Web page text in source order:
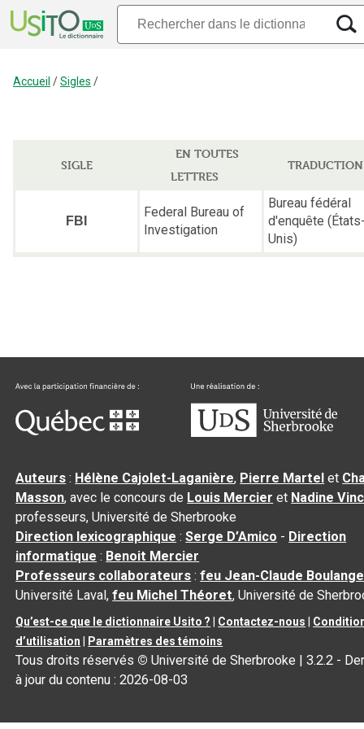
Accueil /Sigles /
SIGLE
EN TOUTES
LETTRES
TRADUCTION
FBI
Federal Bureau of
Investigation
Bureau fédéral
d'enquête
Unis)
Auteurs : Hélène Cajolet-Laganière, Pierre Martel et
Masson, avec le concours de Louis Mercier et Nadine
professeurs, Université de Sherbrooke
Direction lexicographique :Serge D’Amico - Direction
informatique : Benoit Mercier
Professeurs collaborateurs :feu Jean-Claude
Université Laval,feu Michel Théoret, Université de
Qu’est-ce que le dictionnaire Usito ? Contactez-nous
d’utilisation
Paramètres des témoins
Tous droits réservés © Université de Sherbrooke |3.2.2 -
à jour du contenu :2026-08-03